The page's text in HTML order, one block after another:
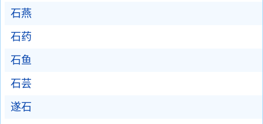
石燕
石药
石鱼
石芸
遂石